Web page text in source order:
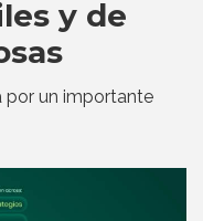
y de
por un importante